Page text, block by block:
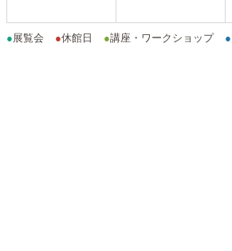
●展覧会 ●休館日 ●講座・ワークショップ ●